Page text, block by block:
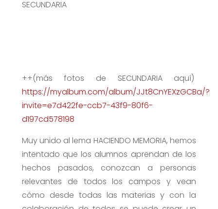
SECUNDARIA
++(más fotos de SECUNDARIA aquí)
https://myalbum.com/album/JJt8CnYEXzGCBa/?
invite=e7d422fe-ccb7-43f9-80f6-
d197cd578198
Muy unido al lema HACIENDO MEMORIA, hemos
intentado que los alumnos aprendan de los
hechos pasados, conozcan a personas
relevantes de todos los campos y vean
cómo desde todas las materias y con la